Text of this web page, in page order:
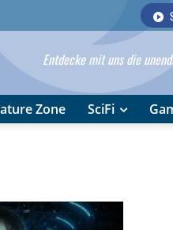
Entdecke mit uns die
Zone SciFi